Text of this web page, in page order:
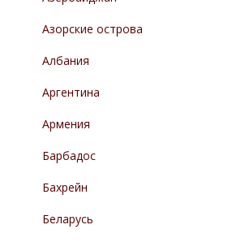
Азорские острова
Албания
Аргентина
Армения
Барбадос
Бахрейн
Беларусь